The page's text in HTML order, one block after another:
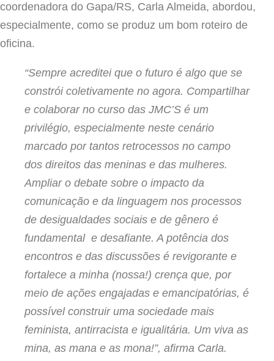
coordenadora do Gapa/RS, Carla Almeida, abordou,
especialmente, como se produz um bom roteiro de
oficina.
“Sempre acreditei que o futuro é algo que se
constrói coletivamente no agora. Compartilhar
e colaborar no curso das JMC’S é um
privilégio, especialmente neste cenário
marcado por tantos retrocessos no campo
dos direitos das meninas e das mulheres.
Ampliar o debate sobre o impacto da
comunicação e da linguagem nos processos
de desigualdades sociais e de gênero é
fundamental e desafiante. A potência dos
encontros e das discussões é revigorante e
fortalece a minha (nossa!) crença que, por
meio de ações engajadas e emancipatórias, é
possível construir uma sociedade mais
feminista, antirracista e igualitária. Um viva as
mina, as mana e as mona!”, afirma Carla.